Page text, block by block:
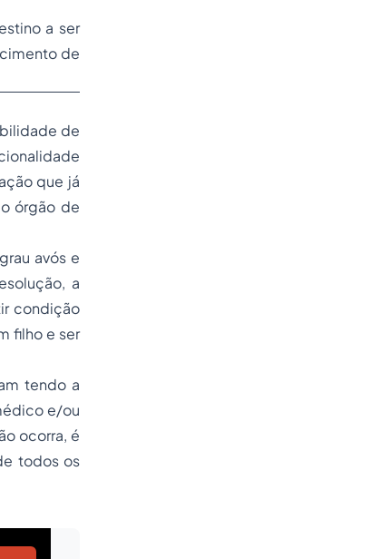
a ser
de
de
que já
órgão de
avós e
a
condição
filho e ser
tendo a
e/ou
ocorra, é
todos os